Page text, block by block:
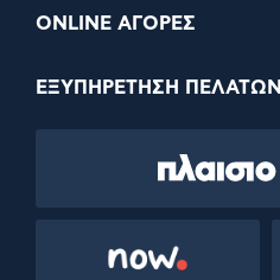
ONLINE ΑΓΟΡΕΣ
ΕΞΥΠΗΡΕΤΗΣΗ ΠΕΛΑΤΩΝ